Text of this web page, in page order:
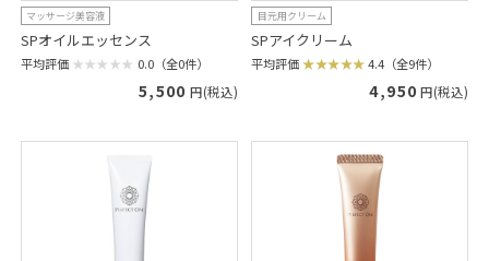
マッサージ美容液
SPオイルエッセンス
平均評価 0.0（全0件）
5,500 円(税込)
目元用クリーム
SPアイクリーム
平均評価 4.4（全9件）
4,950 円(税込)